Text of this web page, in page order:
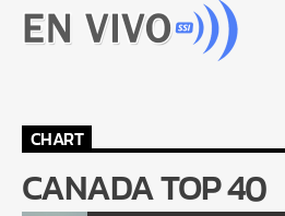
CHART
CANADA TOP 40